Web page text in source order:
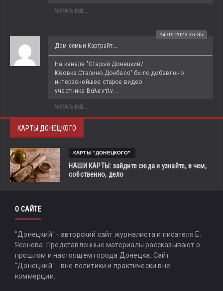
ЧИТАТЬ ВСЁ...
Дом семьи Картрайт...
14.09.2023 16:35
На канале "Старый Донецкий/
Юзовка.Сталино.Донбасс" было добавлено
интереснейшее старое видео
участника Βαλεντίν...
ЧИТАТЬ ВСЁ...
КАРТЫ ДОНЕЦКОГО
КАРТЫ "ДОНЕЦКОГО"
НАШИ КАРТЫ: зайдите сюда и узнайте, в чем,
собственно, дело
О САЙТЕ
"Донецкий" - авторский сайт журналиста и писателя Е.
Ясенова. Представленные материалы рассказывают о
прошлом и настоящем города Донецка. Сайт
"Донецкий" - вне политики и практически вне
коммерции.